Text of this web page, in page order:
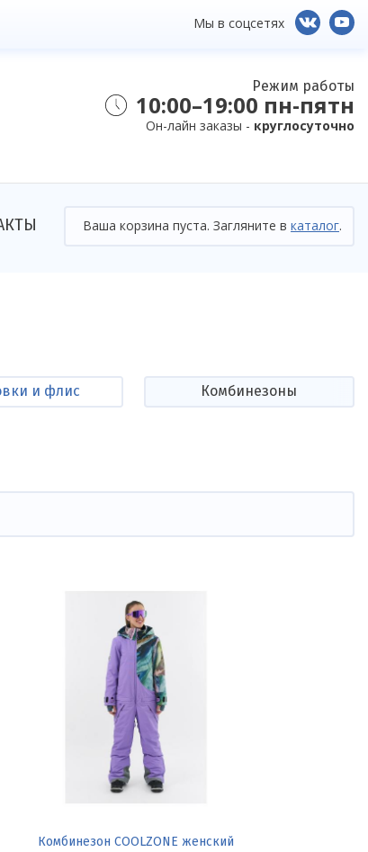
Мы в соцсетях
Режим работы
10:00–19:00 пн-пятн
Он-лайн заказы - круглосуточно
Ваша корзина пуста. Загляните в каталог.
и флис Комбинезоны
Комбинезон COOLZONE женский